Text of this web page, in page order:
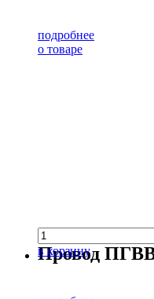
подробнее
о товаре
в корзину
Провод